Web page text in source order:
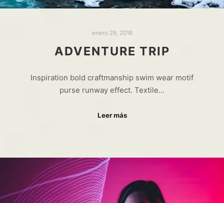
enero 29, 2018
ADVENTURE TRIP
Inspiration bold craftmanship swim wear motif
purse runway effect. Textile…
Leer más